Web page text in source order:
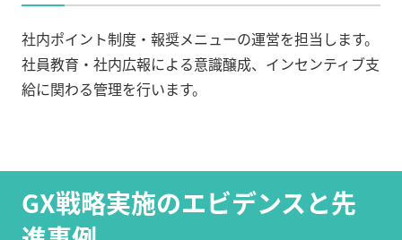
社内ポイント制度・報奨メニューの運営を担当します。
社員教育・社内広報による意識醸成、インセンティブ支
給に関わる管理を行います。
GX戦略実施のエビデンスと先